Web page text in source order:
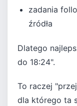
zadania
źródła
Dlatego
do 18:24".
To raczej
dla którego ta